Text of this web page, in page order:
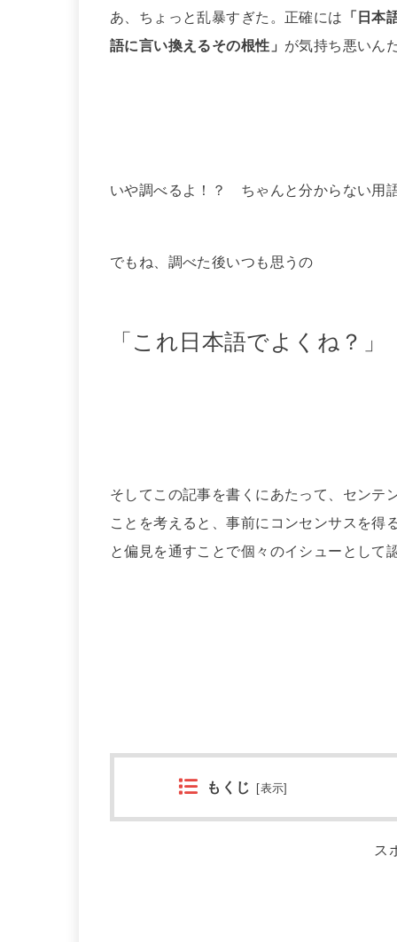
あ、ちょっと乱暴すぎた。正確には 「日本
語に言い換えるその根性」 が気持ち悪いん
いや調べるよ！？ ちゃんと分からない用
でもね、調べた後いつも思うの
「これ日本語でよくね？」
そしてこの記事を書くにあたって、センテ
ことを考えると、事前にコンセンサスを得
と偏見を通すことで個々のイシューとして
もくじ 表示
ス